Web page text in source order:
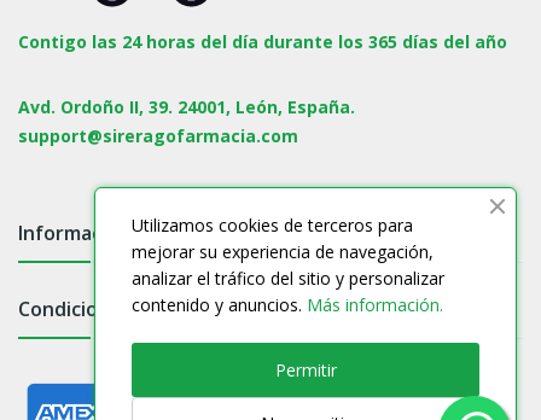
Contigo las 24 horas del día durante los 365 días del año
Avd. Ordoño II, 39. 24001, León, España.
support@sireragofarmacia.com
Información
Condiciones
Utilizamos cookies de terceros para
mejorar su experiencia de navegación,
analizar el tráfico del sitio y personalizar
contenido y anuncios. Más información.
Permitir